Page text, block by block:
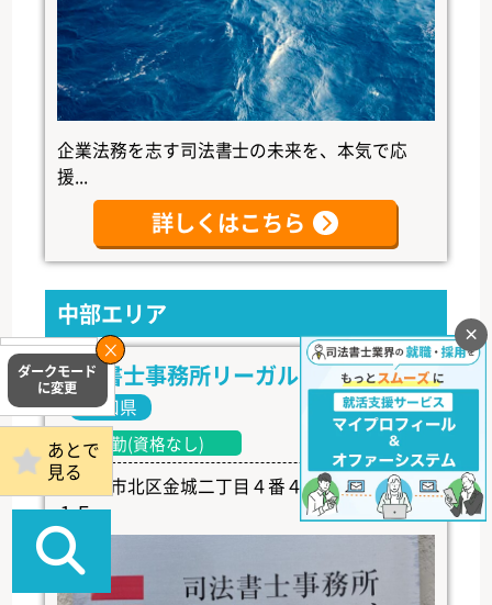
企業法務を志す司法書士の未来を、本気で応
援...
詳しくはこちら
中部エリア
司法書士事務所リーガル・トラスト
愛知県
常勤(資格なし)
名古屋市北区金城二丁目４番４号 ペルテ金城
１Ｆ
×
あとで
見る
掲載事務所
ログイン